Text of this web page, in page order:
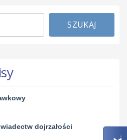
SZUKAJ
dojrzałości